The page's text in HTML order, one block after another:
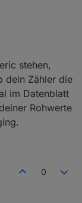
D7 GPIO13
zu sehen?
stehen,
dein Zähler die
im Datenblatt
Rohwerte
0